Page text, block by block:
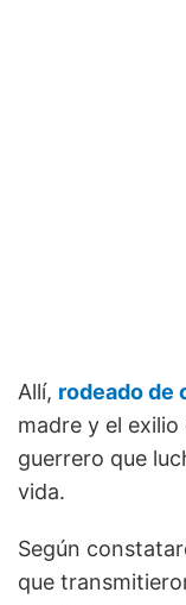
Allí, rodeado de
madre y el
guerrero que
vida.
Según
que